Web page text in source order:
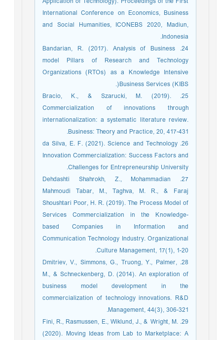
International Conference on Economics, Business
and Social Humanities, ICONEBS 2020, Madiun,
Indonesia.
24. Bandarian, R. (2017). Analysis of Business
model Pillars of Research and Technology
Organizations (RTOs) as a Knowledge Intensive
Business Services (KIBS(.
25. Bracio, K., & Szarucki, M. (2019).
Commercialization of innovations through
internationalization: a systematic literature review.
Business: Theory and Practice, 20, 417-431.
26. da Silva, E. F. (2021). Science and Technology
Innovation Commercialization: Success Factors and
Challenges for Entrepreneurship University.‏
27. Dehdashti Shahrokh, Z., Mohammadian
Mahmoudi Tabar, M., Taghva, M. R., & Faraj
Shoushtari Poor, H. R. (2019). The Process Model of
Services Commercialization in the Knowledge-
based Companies in Information and
Communication Technology Industry. Organizational
Culture Management, 17(1), 1-20.‏
28. Dmitriev, V., Simmons, G., Truong, Y., Palmer,
M., & Schneckenberg, D. (2014). An exploration of
business model development in the
commercialization of technology innovations. R&D
Management, 44(3), 306-321.‏
29. Fini, R., Rasmussen, E., Wiklund, J., & Wright, M.
(2020). Moving Ideas from Lab to Marketplace: A